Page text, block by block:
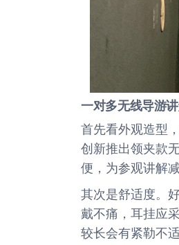
一对多无线导游
首先看外观造型
创新推出领夹款
便，为参观讲解减
其次是舒适度。
戴不痛，耳挂应
较长会有紧勒不适